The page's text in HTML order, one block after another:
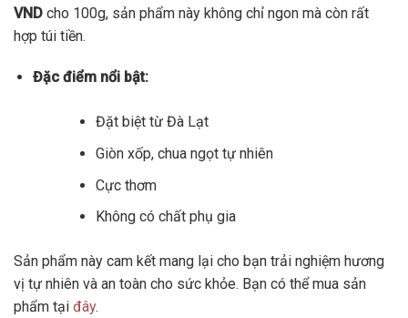
VND cho 100g, sản phẩm này không chỉ ngon mà còn rất
hợp túi tiền.
Đặc điểm nổi bật:
Đặt biệt từ Đà Lạt
Giòn xốp, chua ngọt tự nhiên
Cực thơm
Không có chất phụ gia
Sản phẩm này cam kết mang lại cho bạn trải nghiệm hương
vị tự nhiên và an toàn cho sức khỏe. Bạn có thể mua sản
phẩm tại đây.